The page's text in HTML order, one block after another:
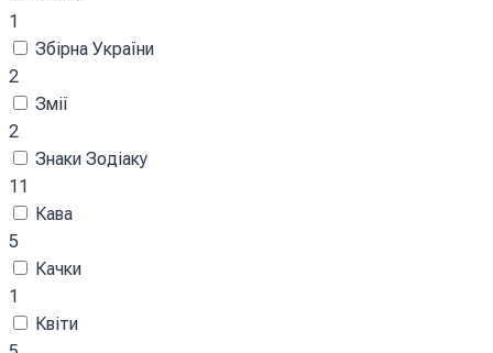
1
Збірна України
2
Змії
2
Знаки Зодіаку
11
Кава
5
Качки
1
Квіти